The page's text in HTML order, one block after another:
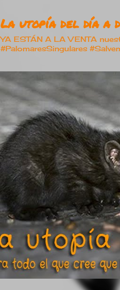
La utopía del día a
YA ESTÁN A LA VENTA
#PalomaresSingulares